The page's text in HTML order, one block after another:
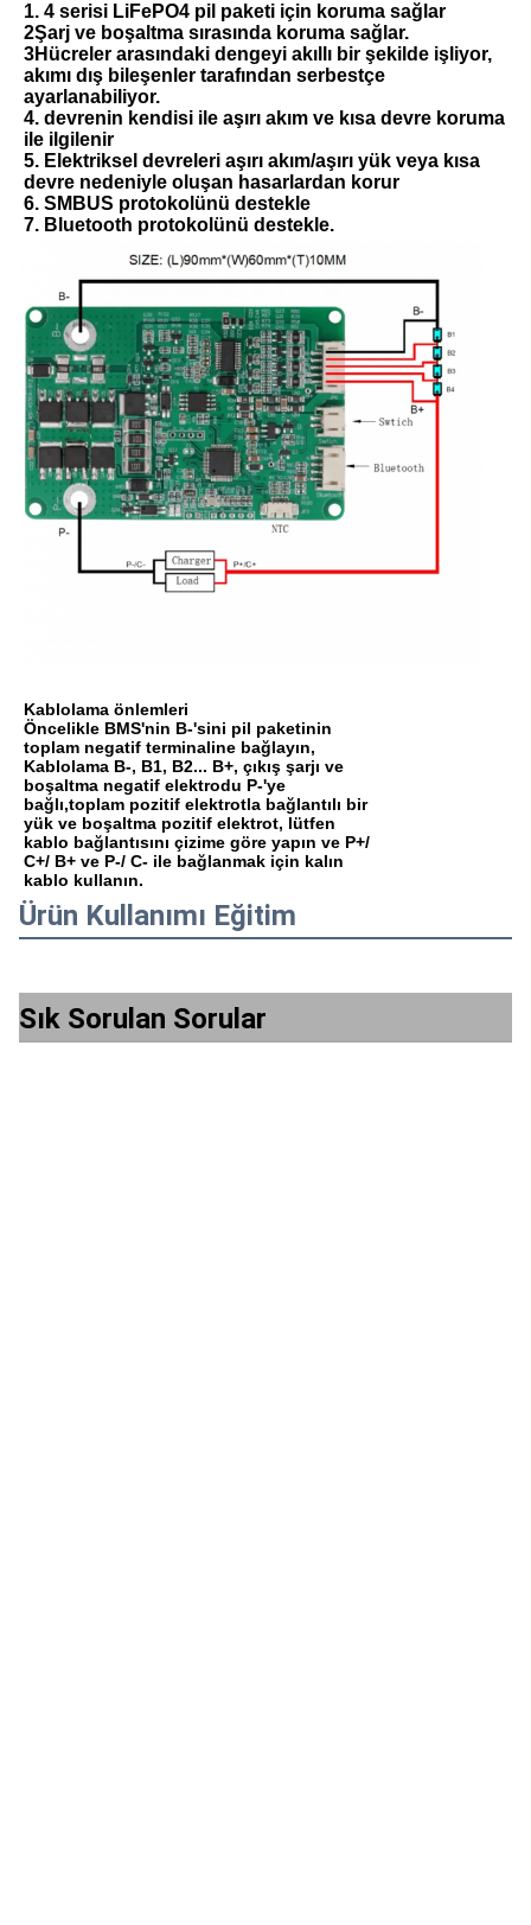
1. 4 serisi LiFePO4 pil paketi için koruma sağlar
2Şarj ve boşaltma sırasında koruma sağlar.
3Hücreler arasındaki dengeyi akıllı bir şekilde işliyor,
akımı dış bileşenler tarafından serbestçe
ayarlanabiliyor.
4. devrenin kendisi ile aşırı akım ve kısa devre koruma
ile ilgilenir
5. Elektriksel devreleri aşırı akım/aşırı yük veya kısa
devre nedeniyle oluşan hasarlardan korur
6. SMBUS protokolünü destekle
7. Bluetooth protokolünü destekle.
Kablolama önlemleri
Öncelikle BMS'nin B-'sini pil paketinin
toplam negatif terminaline bağlayın,
Kablolama B-, B1, B2... B+, çıkış şarjı ve
boşaltma negatif elektrodu P-'ye
bağlı,toplam pozitif elektrotla bağlantılı bir
yük ve boşaltma pozitif elektrot, lütfen
kablo bağlantısını çizime göre yapın ve P+/
C+/ B+ ve P-/ C- ile bağlanmak için kalın
kablo kullanın.
Ürün Kullanımı Eğitim